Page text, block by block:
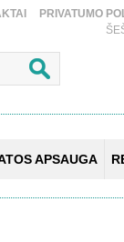
PRIVATUMO
APSAUGA